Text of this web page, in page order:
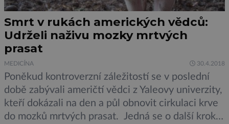
Smrt v rukách amerických vědců:
Udrželi naživu mozky mrtvých
prasat
MEDICÍNA 30.4.2018
Poněkud kontroverzní záležitostí se v poslední
době zabývali američtí vědci z Yaleovy univerzity,
kteří dokázali na den a půl obnovit cirkulaci krve
do mozků mrtvých prasat. Jedná se o další krok